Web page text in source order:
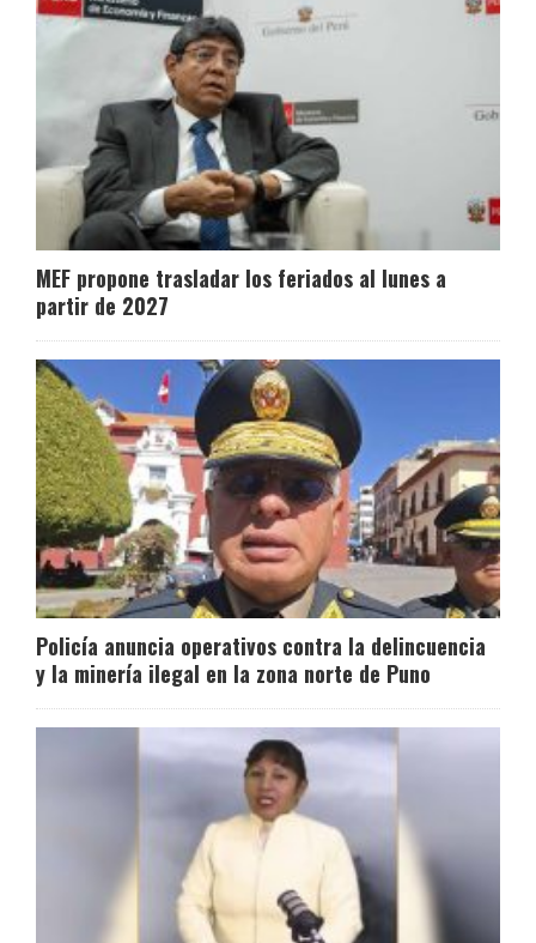
MEF propone trasladar los feriados al lunes a
partir de 2027
Policía anuncia operativos contra la delincuencia
y la minería ilegal en la zona norte de Puno